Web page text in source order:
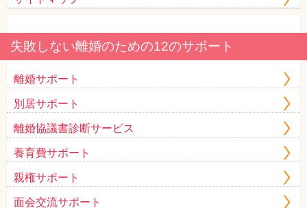
失敗しない離婚のための12のサポート
離婚サポート
別居サポート
離婚協議書診断サービス
養育費サポート
親権サポート
面会交流サポート